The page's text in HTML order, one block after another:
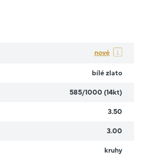
nové
bílé zlato
585/1000 (14kt)
3.50
3.00
kruhy